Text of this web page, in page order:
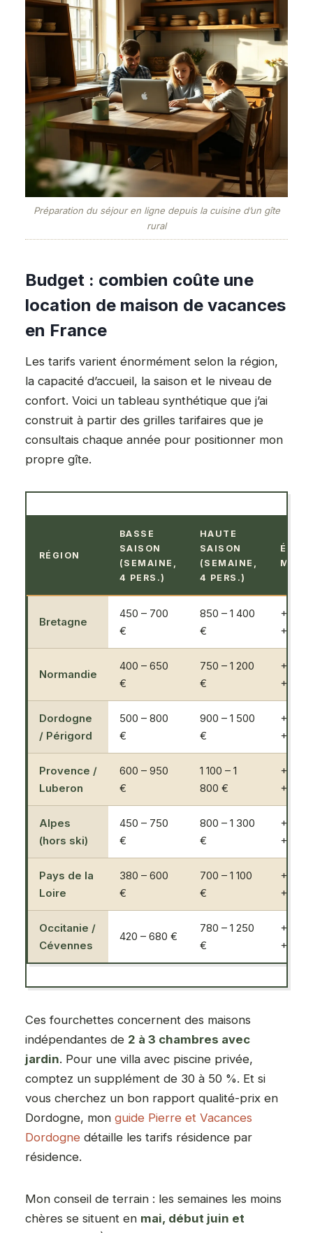
Préparation du séjour en ligne depuis la cuisine d’un gîte
rural
Budget : combien coûte une
location de maison de vacances
en France
Les tarifs varient énormément selon la région,
la capacité d’accueil, la saison et le niveau de
confort. Voici un tableau synthétique que j’ai
construit à partir des grilles tarifaires que je
consultais chaque année pour positionner mon
propre gîte.
RÉGION
BASSE
SAISON
(SEMAINE,
4 PERS.)
HAUTE
SAISON
(SEMAINE,
4 PERS.)
Bretagne
450 – 700
€
850 – 1 400
€
+80 à
+100
Normandie
400 – 650
€
750 – 1 200
€
+70 à
+90 %
Dordogne
/ Périgord
500 – 800
€
900 – 1 500
€
+80 à
+100
Provence /
Luberon
600 – 950
€
1 100 – 1
800 €
+80 à
+110 %
Alpes
(hors ski)
450 – 750
€
800 – 1 300
€
+70 à
+90 %
Pays de la
Loire
380 – 600
€
700 – 1 100
€
+70 à
+85 %
Occitanie /
Cévennes
420 – 680 €
780 – 1 250
€
+80 à
+95 %
Ces fourchettes concernent des maisons
indépendantes de 2 à 3 chambres avec
jardin. Pour une villa avec piscine privée,
comptez un supplément de 30 à 50 %. Et si
vous cherchez un bon rapport qualité-prix en
Dordogne, mon guide Pierre et Vacances
Dordogne détaille les tarifs résidence par
résidence.
Mon conseil de terrain : les semaines les moins
chères se situent en mai, début juin et